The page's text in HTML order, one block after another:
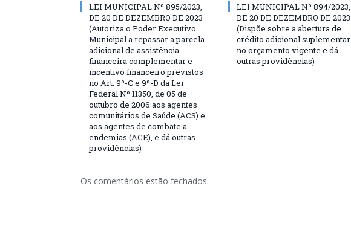
LEI MUNICIPAL Nº 895/2023,
DE 20 DE DEZEMBRO DE 2023
(Autoriza o Poder Executivo
Municipal a repassar a parcela
adicional de assistência
financeira complementar e
incentivo financeiro previstos
no Art. 9º-C e 9º-D da Lei
Federal Nº 11350, de 05 de
outubro de 2006 aos agentes
comunitários de Saúde (ACS) e
aos agentes de combate a
endemias (ACE), e dá outras
providências)
LEI MUNICIPAL Nº 894/2023,
DE 20 DE DEZEMBRO DE 2023
(Dispõe sobre a abertura de
crédito adicional suplementar
no orçamento vigente e dá
outras providências)
Os comentários estão fechados.